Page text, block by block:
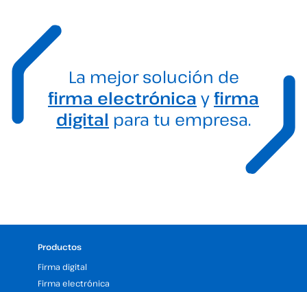
La mejor solución de
firma electrónica yfirma
digital para tu empresa.
Productos
Firma digital
Firma electrónica